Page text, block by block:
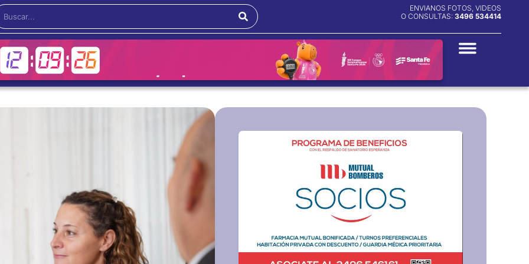
ENVIANOS FOTOS, VIDEOS
O CONSULTAS: 3496 534414